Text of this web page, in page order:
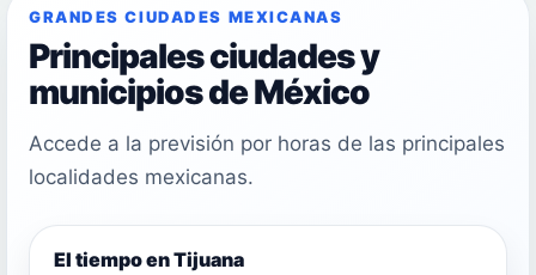
GRANDES CIUDADES MEXICANAS
Principales ciudades y
municipios de México
Accede a la previsión por horas de las principales
localidades mexicanas.
El tiempo en Tijuana